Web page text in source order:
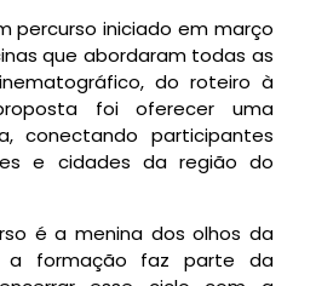
percurso iniciado em março
que abordaram todas as
do roteiro à
foi oferecer uma
conectando participantes
e cidades da região do
é a menina dos olhos da
a formação faz parte da